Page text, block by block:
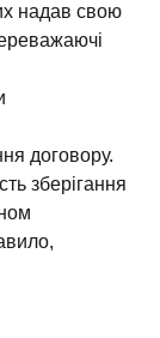
надав свою
договору.
зберігання